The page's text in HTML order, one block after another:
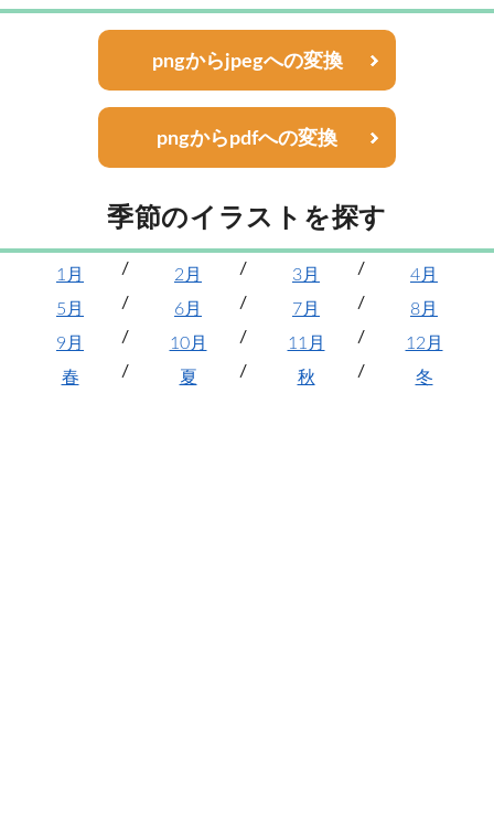
pngからjpegへの変換
pngからpdfへの変換
季節のイラストを探す
1月 2月 3月
4月
5月
6月 7月
8月
9月
10月 11月
12月
春
夏 秋 冬